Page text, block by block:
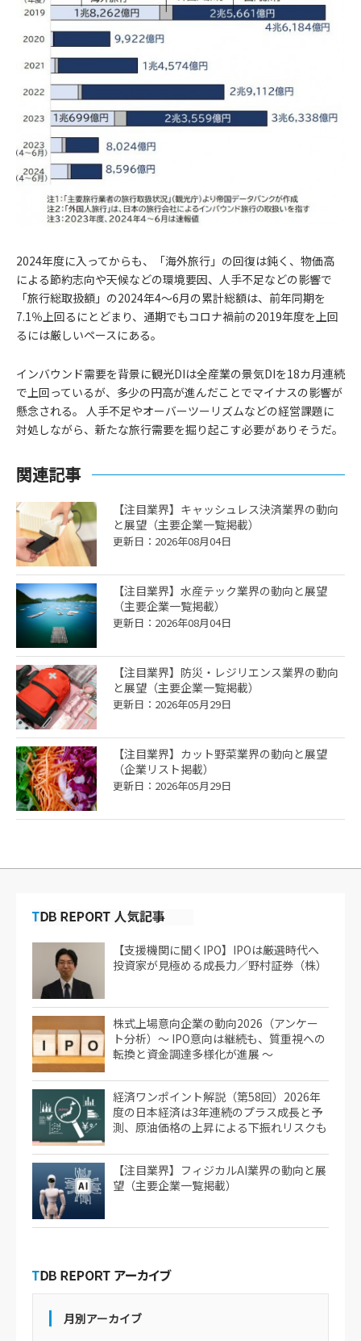
2024年度に入ってからも、「海外旅行」の回復は鈍く、物価高
による節約志向や天候などの環境要因、人手不足などの影響で
「旅行総取扱額」の2024年4～6月の累計総額は、前年同期を
7.1％上回るにとどまり、通期でもコロナ禍前の2019年度を上回
るには厳しいペースにある。
インバウンド需要を背景に観光DIは全産業の景気DIを18カ月連続
で上回っているが、多少の円高が進んだことでマイナスの影響が
懸念される。 人手不足やオーバーツーリズムなどの経営課題に
対処しながら、新たな旅行需要を掘り起こす必要がありそうだ。
関連記事
【注目業界】キャッシュレス決済業界の動向
と展望（主要企業一覧掲載）
更新日：2026年08月04日
【注目業界】水産テック業界の動向と展望
（主要企業一覧掲載）
更新日：2026年08月04日
【注目業界】防災・レジリエンス業界の動向
と展望（主要企業一覧掲載）
更新日：2026年05月29日
【注目業界】カット野菜業界の動向と展望
（企業リスト掲載）
更新日：2026年05月29日
【支援機関に聞くIPO】IPOは厳選時代へ
投資家が見極める成長力／野村証券（株）
株式上場意向企業の動向2026（アンケー
ト分析）～ IPO意向は継続も、質重視への
転換と資金調達多様化が進展 ～
経済ワンポイント解説（第58回）2026年
度の日本経済は3年連続のプラス成長と予
測、原油価格の上昇による下振れリスクも
【注目業界】フィジカルAI業界の動向と展
望（主要企業一覧掲載）
月別アーカイブ